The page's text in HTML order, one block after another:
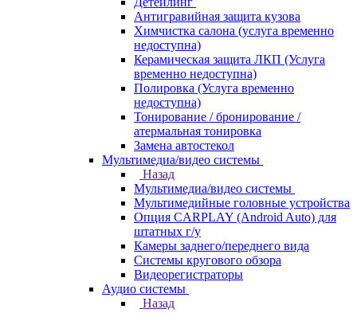
Антигравийная защита кузова
Химчистка салона (услуга временно
недоступна)
Керамическая защита ЛКП (Услуга
временно недоступна)
Полировка (Услуга временно
недоступна)
Тонирование / бронирование /
атермальная тонировка
Замена автостекол
Мультимедиа/видео системы
Назад
Мультимедиа/видео системы
Мультимедийные головные устройства
Опция CARPLAY (Android Auto) для
штатных г/у
Камеры заднего/переднего вида
Системы кругового обзора
Видеорегистраторы
Аудио системы
Назад